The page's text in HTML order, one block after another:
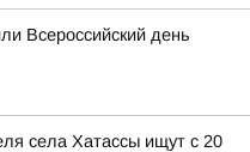
Всероссийский день
села Хатассы ищут с 20